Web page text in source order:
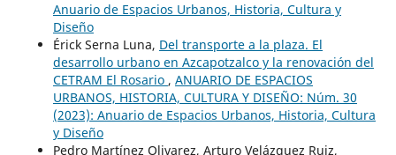
Anuario de Espacios Urbanos, Historia, Cultura y
Diseño
Érick Serna Luna, Del transporte a la plaza. El
desarrollo urbano en Azcapotzalco y la renovación del
CETRAM El Rosario , ANUARIO DE ESPACIOS
URBANOS, HISTORIA, CULTURA Y DISEÑO: Núm. 30
(2023): Anuario de Espacios Urbanos, Historia, Cultura
y Diseño
Pedro Martínez Olivarez, Arturo Velázquez Ruiz,